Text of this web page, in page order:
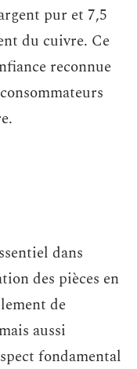
pur et 7,5
du cuivre. Ce
reconnue
dans
des pièces en
de
aussi
fondamental